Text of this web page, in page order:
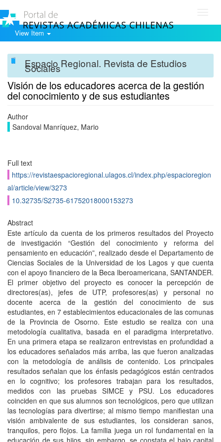
View Item
Espacio Regional. Revista de Estudios
Sociales
Visión de los educadores acerca de la gestión
del conocimiento y de sus estudiantes
Author
Sandoval Manríquez, Mario
Full text
https://revistaespacioregional.ulagos.cl/index.php/espacioregion
al/article/view/3273
10.32735/S2735-61752018000153273
Abstract
Este artículo da cuenta de los primeros resultados del Proyecto
de investigación “Gestión del conocimiento y reforma del
pensamiento en educación”, realizado desde el Departamento de
Ciencias Sociales de la Universidad de los Lagos y que cuenta
con el apoyo financiero de la Beca Iberoamericana, SANTANDER.
El primer objetivo del proyecto es conocer la percepción de
directores(as), jefes de UTP, profesores(as) y personal no
docente acerca de la gestión del conocimiento de sus
estudiantes, en 7 establecimientos educacionales de las comunas
de la Provincia de Osorno. Este estudio se realiza con una
metodología cualitativa, basada en el paradigma interpretativo.
En una primera etapa se realizaron entrevistas en profundidad a
los educadores señalados más arriba, las que fueron analizadas
con la metodología de análisis de contenido. Los principales
resultados señalan que los énfasis pedagógicos están centrados
en lo cognitivo; los profesores trabajan para los resultados,
medidos con las pruebas SIMCE y PSU. Los educadores
coinciden en que sus alumnos son tecnológicos, pero que utilizan
las tecnologías para divertirse; al mismo tiempo manifiestan una
visión ambivalente de sus estudiantes, los consideran sanos,
tranquilos, pero flojos. La familia juega un rol fundamental en la
educación de sus hijos, sin embargo, se constata el bajo capital